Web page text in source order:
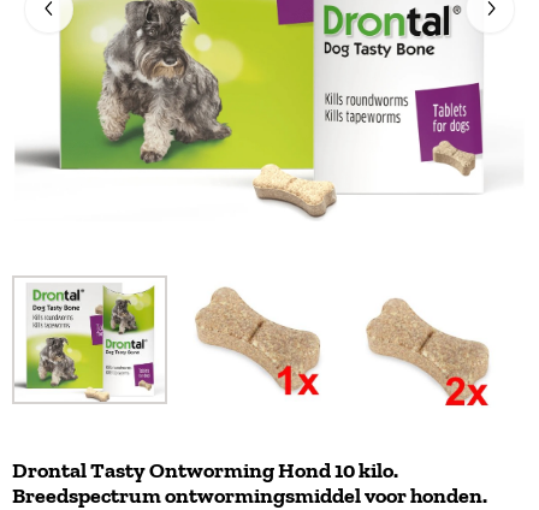
Drontal Tasty Ontworming Hond 10 kilo.
Breedspectrum ontwormingsmiddel voor honden.